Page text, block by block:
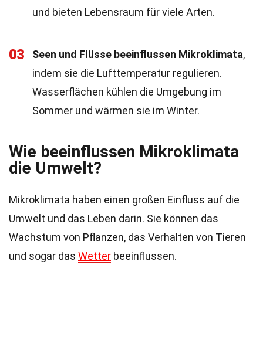
und bieten Lebensraum für viele Arten.
03 Seen und Flüsse beeinflussen Mikroklimata,
indem sie die Lufttemperatur regulieren.
Wasserflächen kühlen die Umgebung im
Sommer und wärmen sie im Winter.
Wie beeinflussen Mikroklimata
die Umwelt?
Mikroklimata haben einen großen Einfluss auf die
Umwelt und das Leben darin. Sie können das
Wachstum von Pflanzen, das Verhalten von Tieren
und sogar das Wetter beeinflussen.